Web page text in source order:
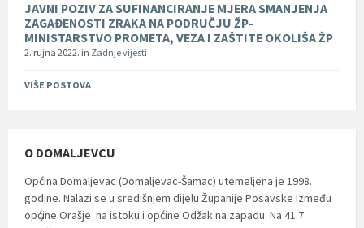
JAVNI POZIV ZA SUFINANCIRANJE MJERA SMANJENJA
ZAGAĐENOSTI ZRAKA NA PODRUČJU ŽP-
MINISTARSTVO PROMETA, VEZA I ZAŠTITE OKOLIŠA ŽP
2. rujna 2022. in Zadnje vijesti
VIŠE POSTOVA
O DOMALJEVCU
Općina Domaljevac (Domaljevac-Šamac) utemeljena je 1998.
godine. Nalazi se u središnjem dijelu Županije Posavske između
općine Orašje na istoku i općine Odžak na zapadu. Na 41.7
2